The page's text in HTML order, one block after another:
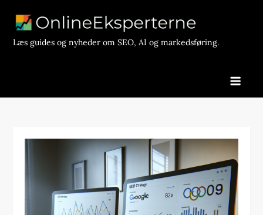
contentLæs guides og nyheder om SEO, AI og markedsføring.